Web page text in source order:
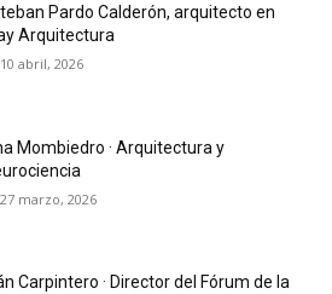
Pardo Calderón, arquitecto en
Arquitectura
10 abril, 2026
Mombiedro · Arquitectura y
27 marzo, 2026
Carpintero · Director del Fórum de la